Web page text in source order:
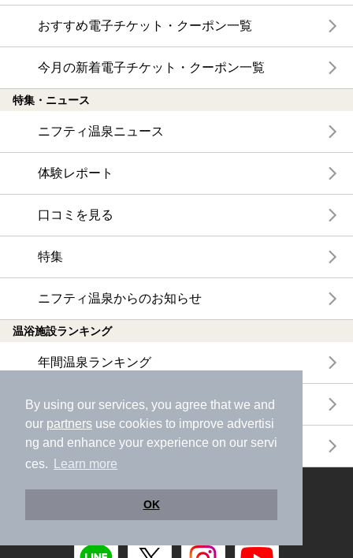
By using our services, you agree that we and
our partners use cookies to improve advertisi
ng and enhance your experience on our servi
ces.
Learn more
OK
おすすめ電子チケット・クーポン一覧
今月の新着電子チケット・クーポン一覧
特集・ニュース
ニフティ温泉ニュース
体験レポート
口コミを見る
特集
ニフティ温泉からのお知らせ
温浴施設ランキング
年間温泉ランキング
月間温泉ランキング
サウナランキング
おトク情報やクーポン情報を受け取ろう